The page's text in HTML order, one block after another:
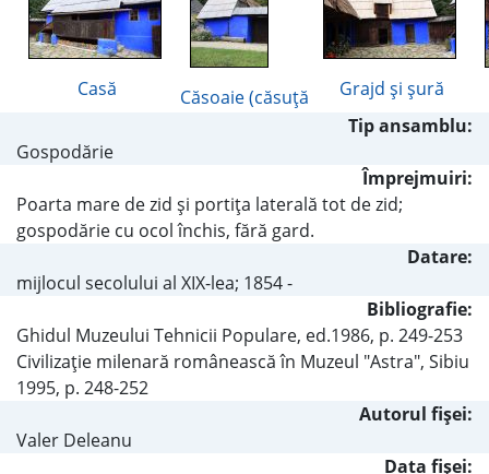
Casă Căsoaie (căsuţă
Grajd şi şură
Tip ansamblu:
Gospodărie
Împrejmuiri:
Poarta mare de zid şi portiţa laterală tot de zid;
gospodărie cu ocol închis, fără gard.
Datare:
mijlocul secolului al XIX-lea; 1854 -
Bibliografie:
Ghidul Muzeului Tehnicii Populare, ed.1986, p. 249-253
Civilizaţie milenară românească în Muzeul "Astra", Sibiu
1995, p. 248-252
Autorul fişei:
Valer Deleanu
Data fișei: